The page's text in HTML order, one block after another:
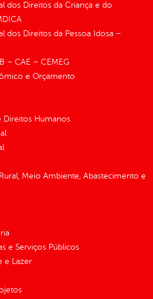
dos Direitos da Criança e do
dos Direitos da Pessoa Idosa –
– CAE – CEMEG
e Orçamento
Direitos Humanos
Meio Ambiente, Abastecimento e
e Serviços Públicos
e Lazer